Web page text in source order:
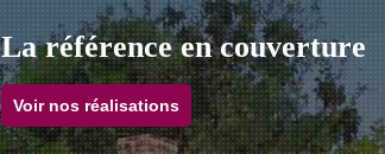
La référence en couverture
Voir nos réalisations